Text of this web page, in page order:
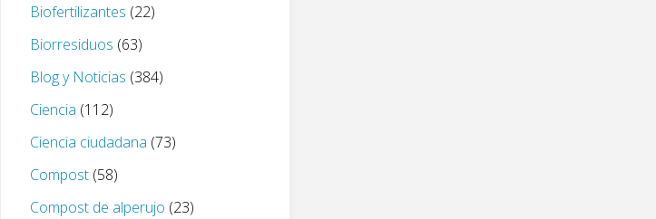
Biofertilizantes (22)
Biorresiduos (63)
Blog y Noticias (384)
Ciencia (112)
Ciencia ciudadana (73)
Compost (58)
Compost de alperujo (23)